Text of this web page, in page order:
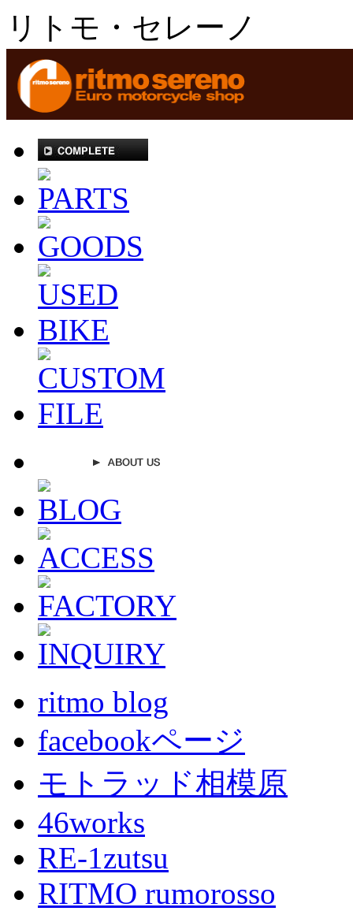
リトモ・セレーノ
ritmo blog
facebookページ
モトラッド相模原
46works
RE-1zutsu
RITMO rumorosso